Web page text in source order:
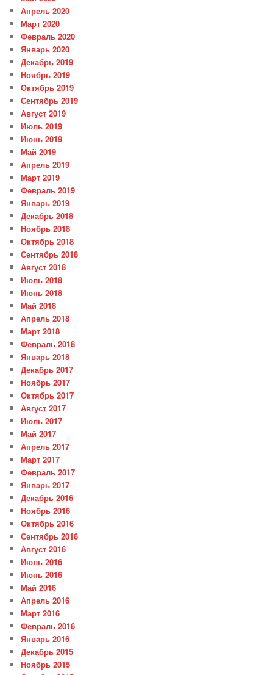
Апрель 2020
Март 2020
Февраль 2020
Январь 2020
Декабрь 2019
Ноябрь 2019
Октябрь 2019
Сентябрь 2019
Август 2019
Июль 2019
Июнь 2019
Май 2019
Апрель 2019
Март 2019
Февраль 2019
Январь 2019
Декабрь 2018
Ноябрь 2018
Октябрь 2018
Сентябрь 2018
Август 2018
Июль 2018
Июнь 2018
Май 2018
Апрель 2018
Март 2018
Февраль 2018
Январь 2018
Декабрь 2017
Ноябрь 2017
Октябрь 2017
Август 2017
Июль 2017
Май 2017
Апрель 2017
Март 2017
Февраль 2017
Январь 2017
Декабрь 2016
Ноябрь 2016
Октябрь 2016
Сентябрь 2016
Август 2016
Июль 2016
Июнь 2016
Май 2016
Апрель 2016
Март 2016
Февраль 2016
Январь 2016
Декабрь 2015
Ноябрь 2015